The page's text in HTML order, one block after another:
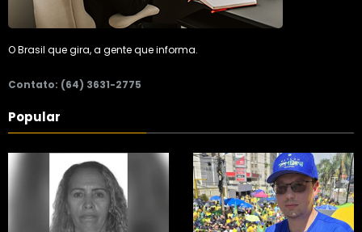
O Brasil que gira, a gente que informa.
Contato: (64) 3631-2775
Popular